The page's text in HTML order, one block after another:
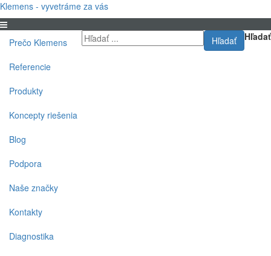
Klemens - vyvetráme za vás
Hľadať
Hľadať
Prečo Klemens
Referencie
Produkty
Koncepty riešenia
Blog
Podpora
Naše značky
Kontakty
Diagnostika